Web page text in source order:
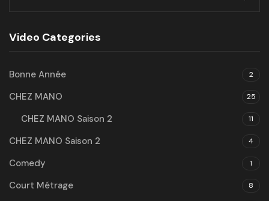
Video Categories
Bonne Année 2
CHEZ MANO 25
CHEZ MANO Saison 2 11
CHEZ MANO Saison 2 4
Comedy 1
Court Métrage 8